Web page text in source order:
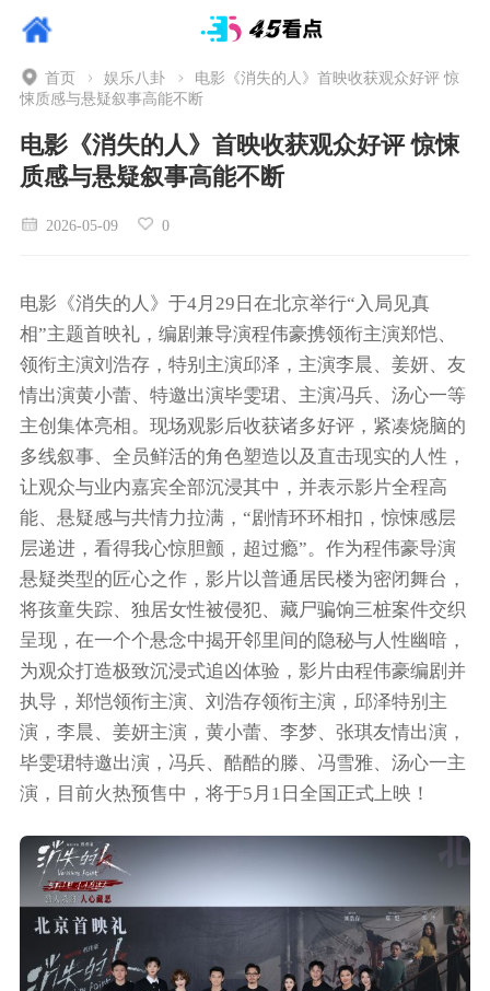
首页 娱乐八卦
电影《消失的人》首映收获观众好评 惊
悚质感与悬疑叙事高能不断
电影《消失的人》首映收获观众好评 惊悚
质感与悬疑叙事高能不断
2026-05-09 0
电影《消失的人》于4月29日在北京举行“入局见真
相”主题首映礼，编剧兼导演程伟豪携领衔主演郑恺、
领衔主演刘浩存，特别主演邱泽，主演李晨、姜妍、友
情出演黄小蕾、特邀出演毕雯珺、主演冯兵、汤心一等
主创集体亮相。现场观影后收获诸多好评，紧凑烧脑的
多线叙事、全员鲜活的角色塑造以及直击现实的人性，
让观众与业内嘉宾全部沉浸其中，并表示影片全程高
能、悬疑感与共情力拉满，“剧情环环相扣，惊悚感层
层递进，看得我心惊胆颤，超过瘾”。作为程伟豪导演
悬疑类型的匠心之作，影片以普通居民楼为密闭舞台，
将孩童失踪、独居女性被侵犯、藏尸骗饷三桩案件交织
呈现，在一个个悬念中揭开邻里间的隐秘与人性幽暗，
为观众打造极致沉浸式追凶体验，影片由程伟豪编剧并
执导，郑恺领衔主演、刘浩存领衔主演，邱泽特别主
演，李晨、姜妍主演，黄小蕾、李梦、张琪友情出演，
毕雯珺特邀出演，冯兵、酷酷的滕、冯雪雅、汤心一主
演，目前火热预售中，将于5月1日全国正式上映！